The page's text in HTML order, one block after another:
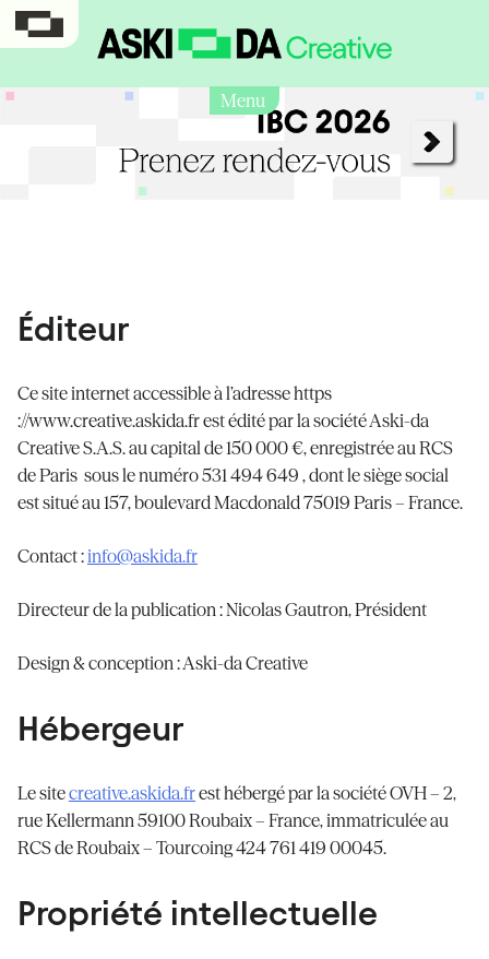
Menu
Éditeur
Ce site internet accessible à l’adresse https
://www.creative.askida.fr est édité par la société Aski-da
Creative S.A.S. au capital de 150 000 €, enregistrée au RCS
de Paris sous le numéro 531 494 649 , dont le siège social
est situé au 157, boulevard Macdonald 75019 Paris – France.
Contact :info@askida.fr
Directeur de la publication : Nicolas Gautron, Président
Design & conception : Aski-da Creative
Hébergeur
Le sitecreative.askida.frest hébergé par la société OVH – 2,
rue Kellermann 59100 Roubaix – France, immatriculée au
RCS de Roubaix – Tourcoing 424 761 419 00045.
Propriété intellectuelle